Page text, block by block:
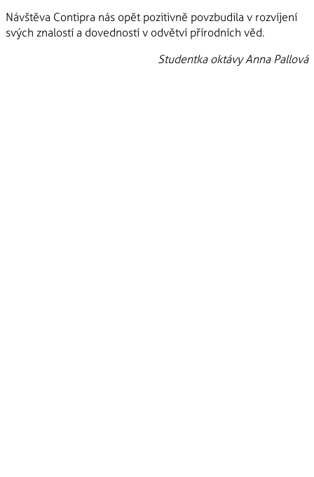
Návštěva Contipra nás opět pozitivně povzbudila v rozvíjení
svých znalostí a dovedností v odvětví přírodních věd.
Studentka oktávy Anna Pallová